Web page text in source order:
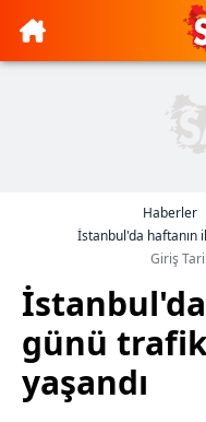
Haberler
İstanbul'da haftanın
Giriş
günü
yaşandı